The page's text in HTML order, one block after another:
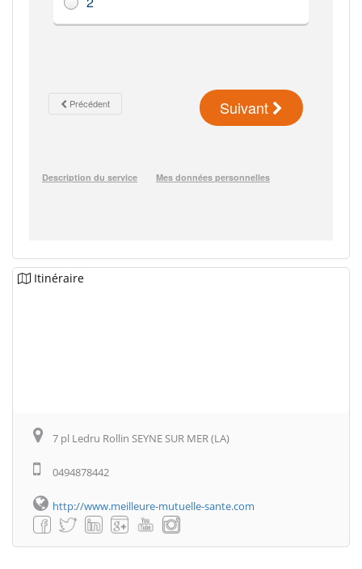
Itinéraire
7 pl Ledru Rollin SEYNE SUR MER (LA)
0494878442
http://www.meilleure-mutuelle-sante.com